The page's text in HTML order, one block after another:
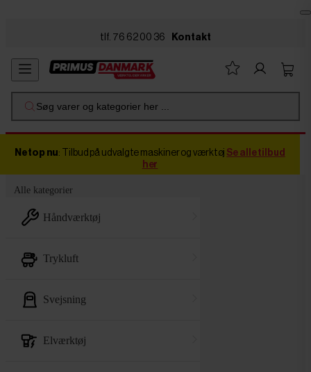
tlf. 76 62 00 36 Kontakt
Søg varer og kategorier her ...
Netop nu: Tilbud på udvalgte maskiner og værktøj Se alle tilbud
her
Alle kategorier
håndværktøj
trykluft
svejsning
elværktøj